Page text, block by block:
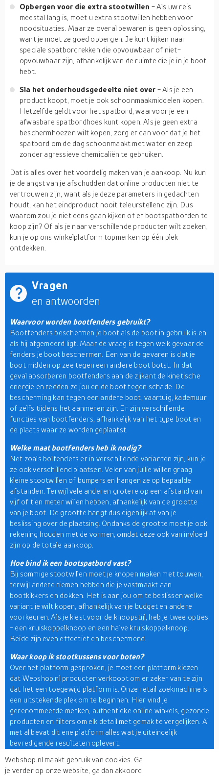
Opbergen voor die extra stootwillen - Als uw reis
meestal lang is, moet u extra stootwillen hebben voor
noodsituaties. Maar ze overal bewaren is geen oplossing,
want je moet ze goed opbergen. Je kunt kijken naar
speciale spatbordrekken die opvouwbaar of niet-
opvouwbaar zijn, afhankelijk van de ruimte die je in je boot
hebt.
Sla het onderhoudsgedeelte niet over - Als je een
product koopt, moet je ook schoonmaakmiddelen kopen.
Hetzelfde geldt voor het spatbord, waarvoor je een
afwasbare spatbordhoes kunt kopen. Als je geen extra
beschermhoezen wilt kopen, zorg er dan voor dat je het
spatbord om de dag schoonmaakt met water en zeep
zonder agressieve chemicaliën te gebruiken.
Dat is alles over het voordelig maken van je aankoop. Nu kun
je de angst van je afschudden dat online producten niet te
vertrouwen zijn, want als je deze parameters in gedachten
houdt, kan het eindproduct nooit teleurstellend zijn. Dus
waarom zou je niet eens gaan kijken of er bootspatborden te
koop zijn? Of als je naar verschillende producten wilt zoeken,
kun je op ons winkelplatform topmerken op één plek
ontdekken.
Vragen
en antwoorden
Waarvoor worden bootfenders gebruikt?
Bootfenders beschermen je boot als de boot in gebruik is en
als hij afgemeerd ligt. Maar de vraag is tegen welk gevaar de
fenders je boot beschermen. Een van de gevaren is dat je
boot midden op zee tegen een andere boot botst. In dat
geval absorberen bootfenders aan de zijkant de kinetische
energie en redden ze jou en de boot tegen schade. De
bescherming kan tegen een andere boot, vaartuig, kademuur
of zelfs tijdens het aanmeren zijn. Er zijn verschillende
functies van bootfenders, afhankelijk van het type boot en
de plaats waar ze worden geplaatst.
Welke maat bootfenders heb ik nodig?
Net zoals bolfenders er in verschillende varianten zijn, kun je
ze ook verschillend plaatsen. Velen van jullie willen graag
kleine stootwillen of bumpers en hangen ze op bepaalde
afstanden. Terwijl vele anderen grotere op een afstand van
vijf of tien meter willen hebben, afhankelijk van de grootte
van je boot. De grootte hangt dus eigenlijk af van je
beslissing over de plaatsing. Ondanks de grootte moet je ook
rekening houden met de vormen, omdat deze ook van invloed
zijn op de totale aankoop.
Hoe bind ik een bootspatbord vast?
Bij sommige stootwillen moet je knopen maken met touwen,
terwijl andere riemen hebben die je vastmaakt aan
bootkikkers en dokken. Het is aan jou om te beslissen welke
variant je wilt kopen, afhankelijk van je budget en andere
voorkeuren. Als je kiest voor de knoopstijl, heb je twee opties
- een kruiskoppelknoop en een halve kruiskoppelknoop.
Beide zijn even effectief en beschermend.
Waar koop ik stootkussens voor boten?
Over het platform gesproken, je moet een platform kiezen
dat Webshop.nl producten verkoopt om er zeker van te zijn
dat het een toegewijd platform is. Onze retail zoekmachine is
een uitstekende plek om te beginnen. Hier vind je
gerenommeerde merken, authentieke online winkels, gezonde
producten en filters om elk detail met gemak te vergelijken. Al
met al bevat dit ene platform alles wat je uiteindelijk
bevredigende resultaten oplevert.
Het vinden van kwalitatieve bootbenodigdheden online is een
ontmoedigende taak, daarom komt ons winkelplatform
Webshop.nl maakt gebruik van cookies. Ga
je verder op onze website, ga dan akkoord